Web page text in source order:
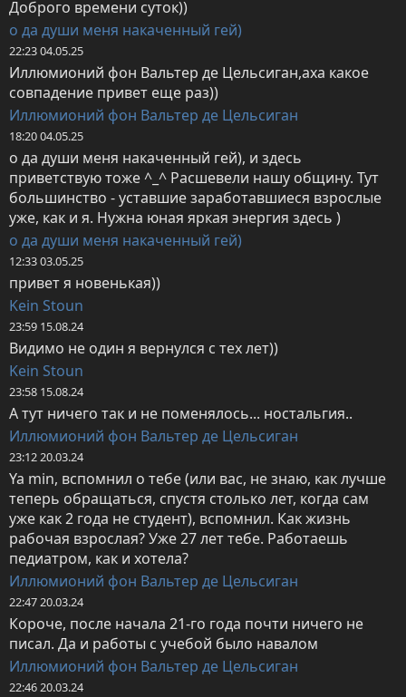
Доброго времени суток))
о да души меня накаченный гей)
22:23 04.05.25
Иллюмионий фон Вальтер де Цельсиган,аха какое
совпадение привет еще раз))
Иллюмионий фон Вальтер де Цельсиган
18:20 04.05.25
о да души меня накаченный гей), и здесь
приветствую тоже ^_^ Расшевели нашу общину. Тут
большинство - уставшие заработавшиеся взрослые
уже, как и я. Нужна юная яркая энергия здесь )
о да души меня накаченный гей)
12:33 03.05.25
привет я новенькая))
Kein Stoun
23:59 15.08.24
Видимо не один я вернулся с тех лет))
Kein Stoun
23:58 15.08.24
А тут ничего так и не поменялось... ностальгия..
Иллюмионий фон Вальтер де Цельсиган
23:12 20.03.24
Ya min, вспомнил о тебе (или вас, не знаю, как лучше
теперь обращаться, спустя столько лет, когда сам
уже как 2 года не студент), вспомнил. Как жизнь
рабочая взрослая? Уже 27 лет тебе. Работаешь
педиатром, как и хотела?
Иллюмионий фон Вальтер де Цельсиган
22:47 20.03.24
Короче, после начала 21-го года почти ничего не
писал. Да и работы с учебой было навалом
Иллюмионий фон Вальтер де Цельсиган
22:46 20.03.24